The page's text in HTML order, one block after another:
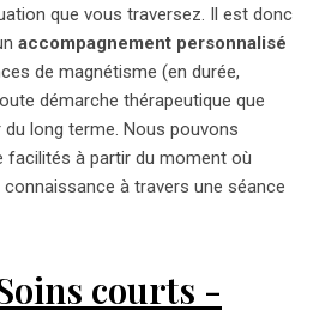
que vous traversez. Il est donc
accompagnement personnalisé
de magnétisme (en durée,
démarche thérapeutique que
long terme. Nous pouvons
facilités à partir du moment où
à travers une séance
courts -